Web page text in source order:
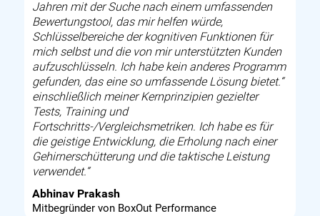
Jahren mit der Suche nach einem umfassenden
Bewertungstool, das mir helfen würde,
Schlüsselbereiche der kognitiven Funktionen für
mich selbst und die von mir unterstützten Kunden
aufzuschlüsseln. Ich habe kein anderes Programm
gefunden, das eine so umfassende Lösung bietet.“
einschließlich meiner Kernprinzipien gezielter
Tests, Training und
Fortschritts-/Vergleichsmetriken. Ich habe es für
die geistige Entwicklung, die Erholung nach einer
Gehirnerschütterung und die taktische Leistung
verwendet.“
Abhinav Prakash
Mitbegründer von BoxOut Performance